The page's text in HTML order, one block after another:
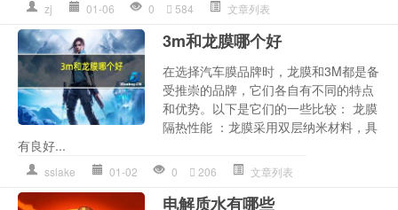
zj 01-06 0 584 文章列表
3m和龙膜哪个好
在选择汽车膜品牌时，龙膜和3M都是备
受推崇的品牌，它们各自有不同的特点
和优势。以下是它们的一些比较： 龙膜
隔热性能 ：龙膜采用双层纳米材料，具
有良好...
sslake 01-02 0 206 文章列表
电解质水有哪些